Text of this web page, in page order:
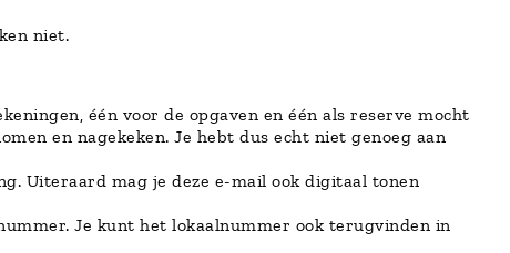
niet.
één voor de opgaven en één als reserve mocht
en nagekeken. Je hebt dus echt niet genoeg aan
Uiteraard mag je deze e-mail ook digitaal tonen
Je kunt het lokaalnummer ook terugvinden in